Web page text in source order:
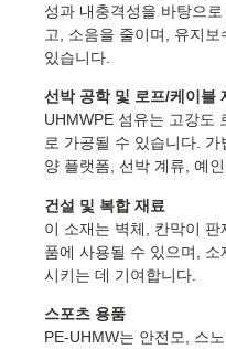
성과 내충격성을 바탕으
고, 소음을 줄이며, 유지
있습니다.
선박 공학 및 로프/케이블
UHMWPE 섬유는 고강도
로 가공될 수 있습니다.
양 플랫폼, 선박 계류, 예
건설 및 복합 재료
이 소재는 벽체, 칸막이
품에 사용될 수 있으며,
시키는 데 기여합니다.
스포츠 용품
PE-UHMW는 안전모, 스